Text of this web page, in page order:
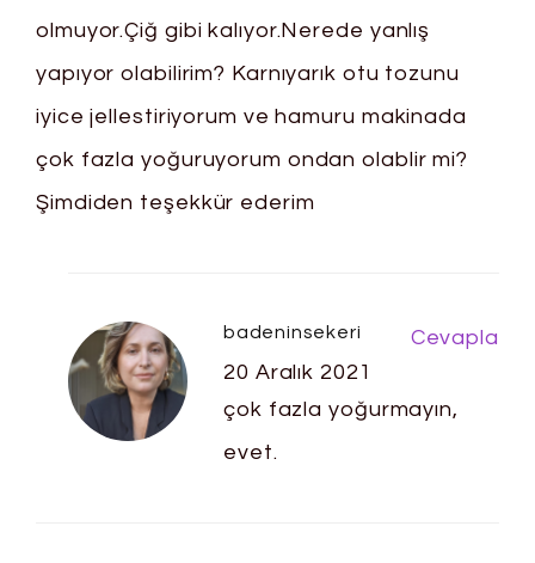
olmuyor.Çiğ gibi kalıyor.Nerede yanlış
yapıyor olabilirim? Karnıyarık otu tozunu
iyice jellestiriyorum ve hamuru makinada
çok fazla yoğuruyorum ondan olablir mi?
Şimdiden teşekkür ederim
badeninsekeri
20 Aralık 2021
çok fazla yoğurmayın,
evet.
Cevapla